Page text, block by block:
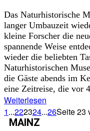
Das Naturhistorische
langer Umbauzeit
kleine Forscher die
spannende Weise
wieder die beliebten
Naturhistorischen
die Gäste abends im
eine Zeitreise, die vor
Weiterlesen
1...222324...26Seite 23
MAINZ